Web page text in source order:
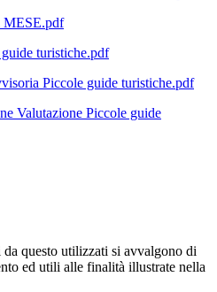
MESE.pdf
turistiche.pdf
Piccole guide turistiche.pdf
Valutazione Piccole guide
questo utilizzati si avvalgono di
ed utili alle finalità illustrate nella